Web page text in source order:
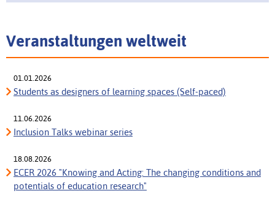
Veranstaltungen weltweit
01.01.2026
Students as designers of learning spaces (Self-paced)
11.06.2026
Inclusion Talks webinar series
18.08.2026
ECER 2026 "Knowing and Acting: The changing conditions and
potentials of education research"